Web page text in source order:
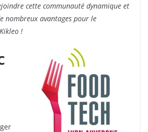
cette communauté dynamique et
nombreux avantages pour le
!